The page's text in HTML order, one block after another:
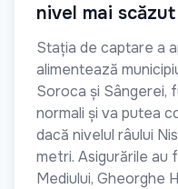
nivel mai
Stația de captare a
alimentează
Soroca și Sângerei,
normali și va putea
dacă nivelul râului
metri. Asigurările
Mediului, Gheorghe